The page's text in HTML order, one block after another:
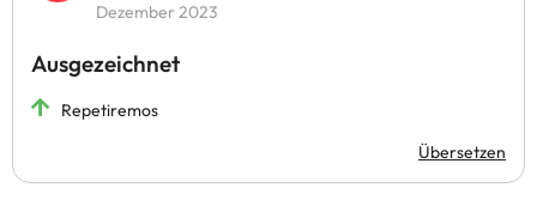
Dezember 2023
Ausgezeichnet
Repetiremos
Übersetzen